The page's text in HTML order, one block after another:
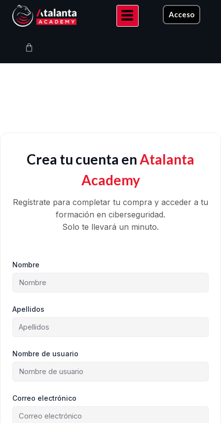
contenido
Acceso
Carrito
Crea tu cuenta enAtalanta
Academy
Regístrate para completar tu compra y acceder a tu
formación en ciberseguridad.
Solo te llevará un minuto.
Nombre
Apellidos
Nombre de usuario
Correo electrónico